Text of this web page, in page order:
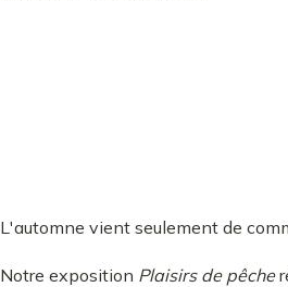
L'automne vient seulement de
Notre exposition Plaisirs de pêche